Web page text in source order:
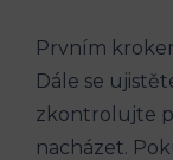
Prvním
Dále se
zkontrolujte
nacházet.